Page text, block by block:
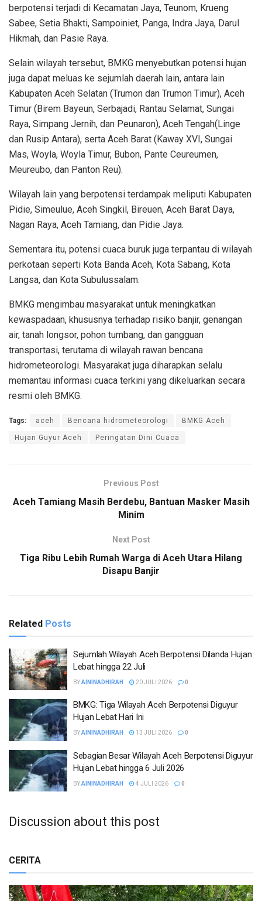
berpotensi terjadi di Kecamatan Jaya, Teunom, Krueng
Sabee, Setia Bhakti, Sampoiniet, Panga, Indra Jaya, Darul
Hikmah, dan Pasie Raya.
Selain wilayah tersebut, BMKG menyebutkan potensi hujan
juga dapat meluas ke sejumlah daerah lain, antara lain
Kabupaten Aceh Selatan (Trumon dan Trumon Timur), Aceh
Timur (Birem Bayeun, Serbajadi, Rantau Selamat, Sungai
Raya, Simpang Jernih, dan Peunaron), Aceh Tengah(Linge
dan Rusip Antara), serta Aceh Barat (Kaway XVI, Sungai
Mas, Woyla, Woyla Timur, Bubon, Pante Ceureumen,
Meureubo, dan Panton Reu).
Wilayah lain yang berpotensi terdampak meliputi Kabupaten
Pidie, Simeulue, Aceh Singkil, Bireuen, Aceh Barat Daya,
Nagan Raya, Aceh Tamiang, dan Pidie Jaya.
Sementara itu, potensi cuaca buruk juga terpantau di wilayah
perkotaan seperti Kota Banda Aceh, Kota Sabang, Kota
Langsa, dan Kota Subulussalam.
BMKG mengimbau masyarakat untuk meningkatkan
kewaspadaan, khususnya terhadap risiko banjir, genangan
air, tanah longsor, pohon tumbang, dan gangguan
transportasi, terutama di wilayah rawan bencana
hidrometeorologi. Masyarakat juga diharapkan selalu
memantau informasi cuaca terkini yang dikeluarkan secara
resmi oleh BMKG.
Tags: aceh Bencana hidrometeorologi BMKG Aceh
Hujan Guyur Aceh Peringatan Dini Cuaca
Previous Post
Aceh Tamiang Masih Berdebu, Bantuan Masker Masih
Minim
Next Post
Tiga Ribu Lebih Rumah Warga di Aceh Utara Hilang
Disapu Banjir
Related Posts
Sejumlah Wilayah Aceh Berpotensi Dilanda Hujan
Lebat hingga 22 Juli
BYAININADHIRAH 20 JULI 2026 0
BMKG: Tiga Wilayah Aceh Berpotensi Diguyur
Hujan Lebat Hari Ini
BYAININADHIRAH 13 JULI 2026 0
Sebagian Besar Wilayah Aceh Berpotensi Diguyur
Hujan Lebat hingga 6 Juli 2026
BYAININADHIRAH 4 JULI 2026 0
Discussion about this post
CERITA